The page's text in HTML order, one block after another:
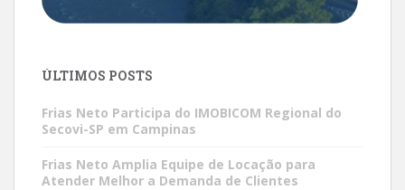
ÚLTIMOS POSTS
Frias Neto Participa do IMOBICOM Regional do
Secovi-SP em Campinas
Frias Neto Amplia Equipe de Locação para
Atender Melhor a Demanda de Clientes